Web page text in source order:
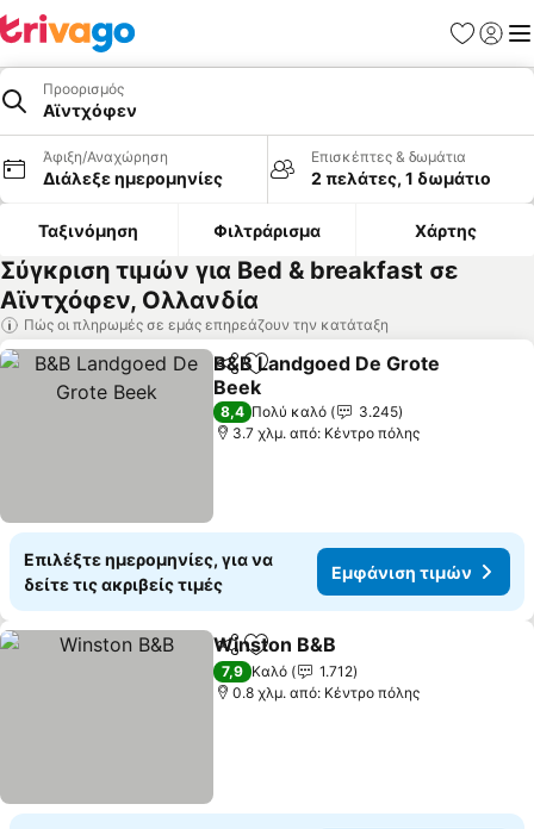
Προορισμός
Αϊντχόφεν
Άφιξη/Αναχώρηση
Διάλεξε ημερομηνίες
Επισκέπτες & δωμάτια
2 πελάτες, 1 δωμάτιο
Ταξινόμηση Φιλτράρισμα Χάρτης
Σύγκριση τιμών για Bed & breakfast σε
Αϊντχόφεν, Ολλανδία
Πώς οι πληρωμές σε εμάς επηρεάζουν την κατάταξη
Κοινοποίηση
Προσθήκη στα αγαπημένα
B&B Landgoed De Grote
Beek
Εμφάνιση τιμών
8,4 Πολύ καλό
3.245
3.7 χλμ. από: Κέντρο πόλης
Επιλέξτε ημερομηνίες, για να
δείτε τις ακριβείς τιμές
Εμφάνιση τιμών
Κοινοποίηση
Προσθήκη στα αγαπημένα
Winston B&B
7,9 Καλό
1.712
0.8 χλμ. από: Κέντρο πόλης